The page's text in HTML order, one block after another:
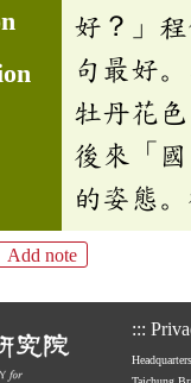
好？」
句最好
牡丹花
後來「
的姿態
Add note
:::